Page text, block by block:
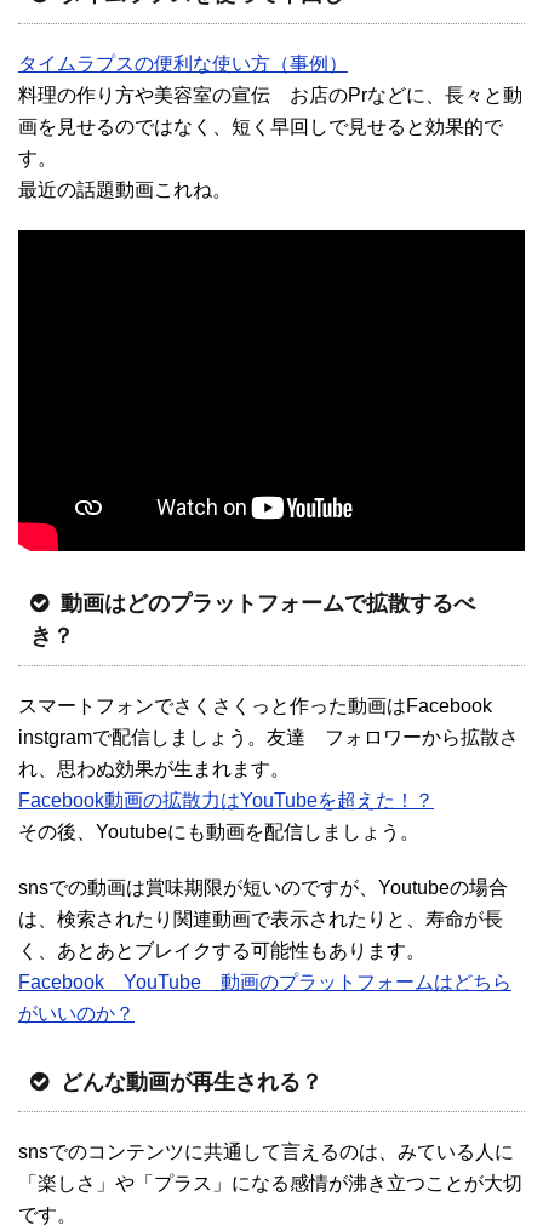
タイムラプスの便利な使い方（事例）
料理の作り方や美容室の宣伝 お店のPrなどに、長々と動
画を見せるのではなく、短く早回しで見せると効果的で
す。
最近の話題動画これね。
動画はどのプラットフォームで拡散するべ
き？
スマートフォンでさくさくっと作った動画はFacebook
instgramで配信しましょう。友達 フォロワーから拡散さ
れ、思わぬ効果が生まれます。
Facebook動画の拡散力はYouTubeを超えた！？
その後、Youtubeにも動画を配信しましょう。
snsでの動画は賞味期限が短いのですが、Youtubeの場合
は、検索されたり関連動画で表示されたりと、寿命が長
く、あとあとブレイクする可能性もあります。
Facebook YouTube 動画のプラットフォームはどちら
がいいのか？
どんな動画が再生される？
snsでのコンテンツに共通して言えるのは、みている人に
「楽しさ」や「プラス」になる感情が沸き立つことが大切
です。